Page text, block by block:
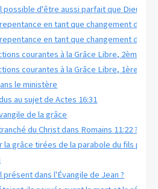
possible d'être aussi parfait que Dieu ?
en tant que changement
en tant que changement
courantes à la Grâce Libre, 2ème
courantes à la Grâce Libre, 1ère
le ministère
au sujet de Actes 16:31
de la grâce
du Christ dans Romains 11:22 ?
la grâce tirées de la parabole du fils
dans l'Évangile de Jean ?